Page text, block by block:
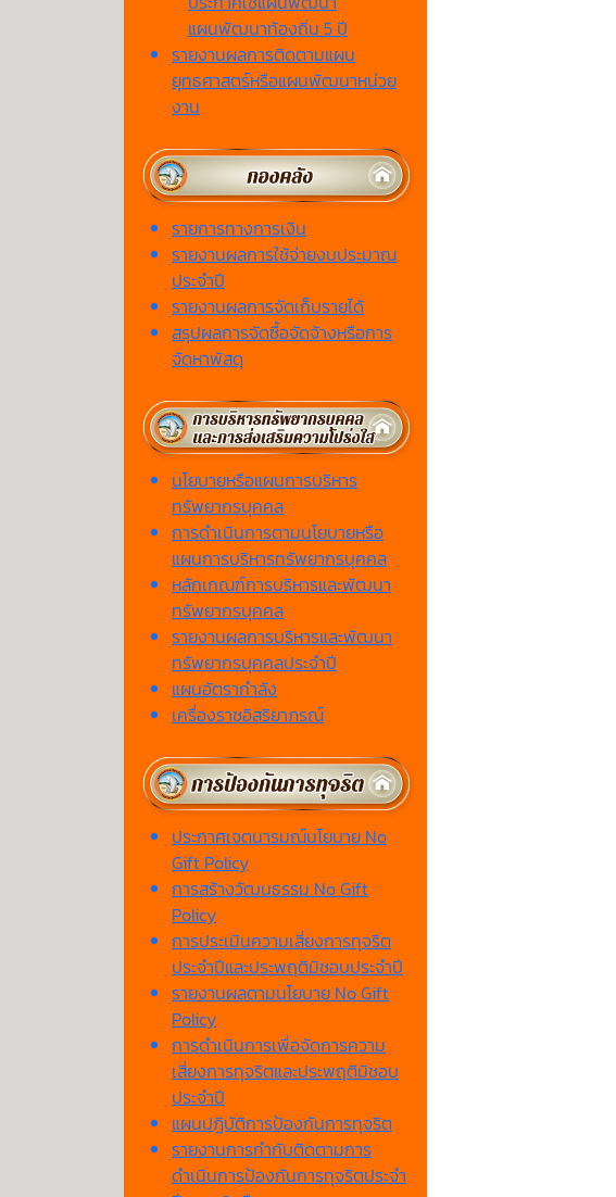
แผนพัฒนาท้องถิ่น 5 ปี
รายงานผลการติดตามแผน
ยุทธศาสตร์หรือแผนพัฒนาหน่วย
งาน
รายการทางการเงิน
รายงานผลการใช้จ่ายงบประมาณ
ประจำปี
รายงานผลการจัดเก็บรายได้
สรุปผลการจัดซื้อจัดจ้างหรือการ
จัดหาพัสดุ
นโยบายหรือแผนการบริหาร
ทรัพยากรบุคคล
การดำเนินการตามนโยบายหรือ
แผนการบริหารทรัพยากรบุคคล
หลักเกณฑ์การบริหารและพัฒนา
ทรัพยากรบุคคล
รายงานผลการบริหารและพัฒนา
ทรัพยากรบุคคลประจำปี
แผนอัตรากำลัง
เครื่องราชอิสริยาภรณ์
ประกาศเจตนารมณ์นโยบาย No
Gift Policy
การสร้างวัฒนธรรม No Gift
Policy
การประเมินความเสี่ยงการทุจริต
ประจำปีและประพฤติมิชอบประจำปี
รายงานผลตามนโยบาย No Gift
Policy
การดำเนินการเพื่อจัดการความ
เสี่ยงการทุจริตและประพฤติมิชอบ
ประจำปี
แผนปฏิบัติการป้องกันการทุจริต
รายงานการกำกับติดตามการ
ดำเนินการป้องกันการทุจริตประจำ